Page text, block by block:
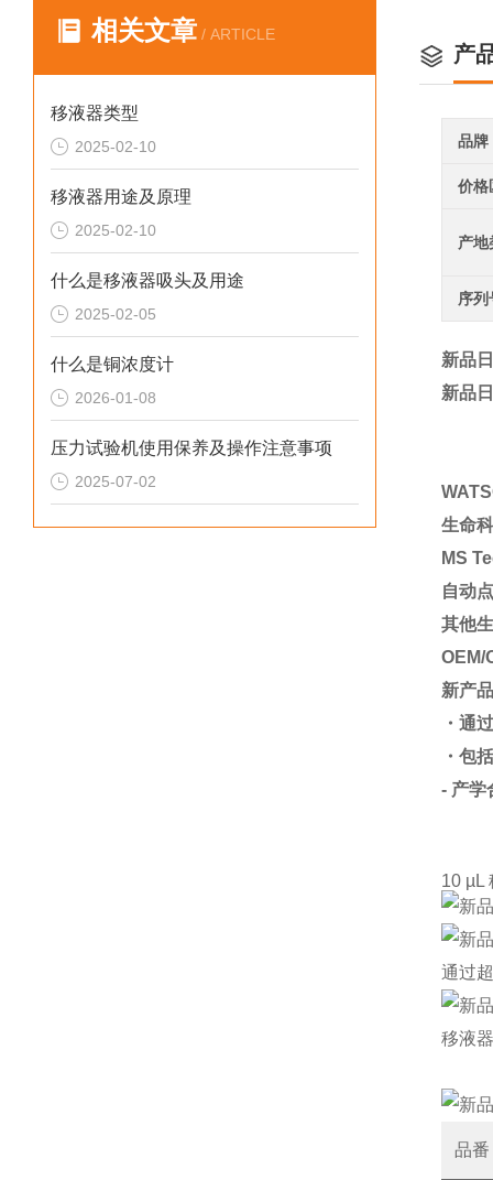
相关文章 / ARTICLE
移液器类型
2025-02-10
移液器用途及原理
2025-02-10
什么是移液器吸头及用途
2025-02-05
什么是铜浓度计
2026-01-08
压力试验机使用保养及操作注意事项
2025-07-02
产
品牌
价格
产地
序列
新品
新品
生命
MS
自动
其他
OEM/
新产
・通
・包
- 产学
10 µL
通过
移液
品番